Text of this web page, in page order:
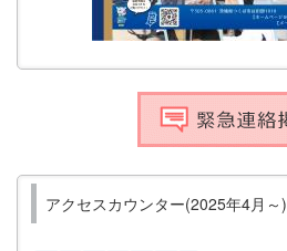
アクセスカウンター(2025年4月～)